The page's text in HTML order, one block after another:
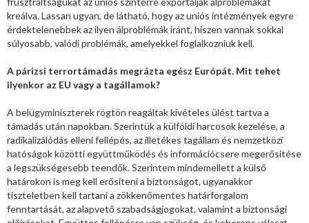
kreálva. Lassan ugyan, de látható, hogy az uniós intézmények egyre
érdektelenebbek az ilyen álproblémák iránt, hiszen vannak sokkal
súlyosabb, valódi problémák, amelyekkel foglalkozniuk kell.
A párizsi terrortámadás megrázta egész Európát. Mit tehet
ilyenkor az EU vagy a tagállamok?
A belügyminiszterek rögtön reagáltak kivételes ülést tartva a
támadás után napokban. Szerintük a külföldi harcosok kezelése, a
radikalizálódás elleni fellépés, az illetékes tagállam és nemzetközi
hatóságok közötti együttműködés és információcsere megerősítése
a legszükségesebb teendők. Szerintem mindemellett a külső
határokon is meg kell erősíteni a biztonságot, ugyanakkor
tiszteletben kell tartani a zökkenőmentes határforgalom
fenntartását, az alapvető szabadságjogokat, valamint a biztonsági